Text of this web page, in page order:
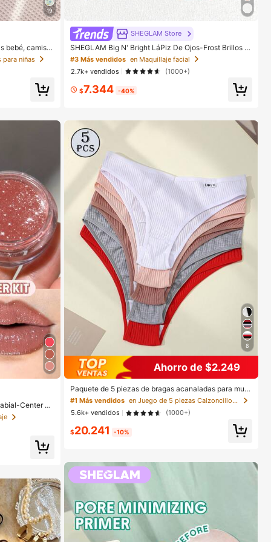
19
bebé, camiset
y patrón
estilo casual
campus, t
femenino, rel
para niñas
Center St
Maquill
SHEGLAM Store
SHEGLAM Big N' Bright LáPiz De Ojos-Frost Brillos M
arca De Belleza CosméTica Maquillaje Para Mujeres
Y NiñAs
#3 Más vendidos en Maquillaje facial
2.7k+ vendidos
(1000+)
$7.344 -40%
8
Ahorro de $2.249
Paquete de 5 piezas de bragas acanaladas para muje
r, de alta elasticidad, unicolor con diseño de letras, cin
tura baja, para uso diario
#1 Más vendidos
en Juego de 5 piezas Calzoncillos de mujer
5.6k+ vendidos
(1000+)
$20.241 -10%